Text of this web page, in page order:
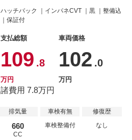
ハッチバック インパネCVT 黒
整備込
保証付
支払総額
109 .8
万円
諸費用 7.8万円
車両価格
102 .0
万円
排気量
660
CC
車検有無
車検整備付
修復歴
なし